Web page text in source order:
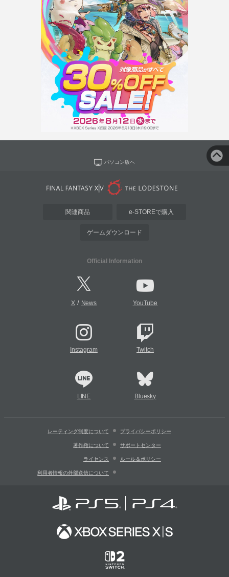
パソコン版へ
関連商品 e-STOREで購入
ゲームダウンロード
Official Information
X/ News YouTube
Instagram Twitch
LINE Bluesky
レーティング制度について プライバシーポリシー
著作権について サポートセンター
ライセンス ルール＆ポリシー
利用者情報の外部送信について